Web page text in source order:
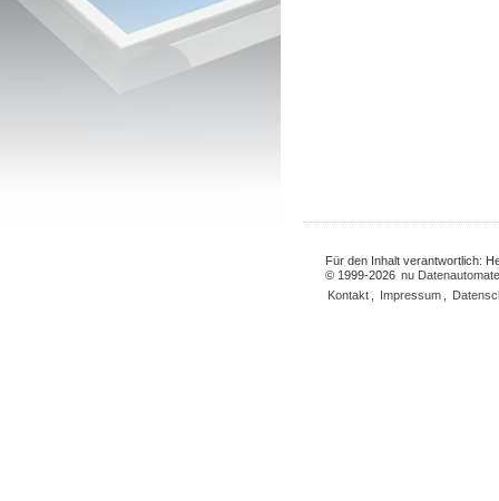
Für den Inhalt verantwortlich:
© 1999-2026 nu
Kontakt
Impressum